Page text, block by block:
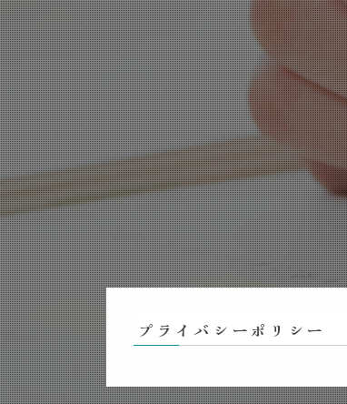
プライバシーポリシー